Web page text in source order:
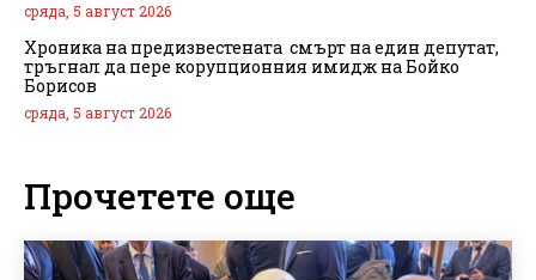
сряда, 5 август 2026
Хроника на предизвестената смърт на един депутат,
тръгнал да пере корупционния имидж на Бойко
Борисов
сряда, 5 август 2026
Прочетете още